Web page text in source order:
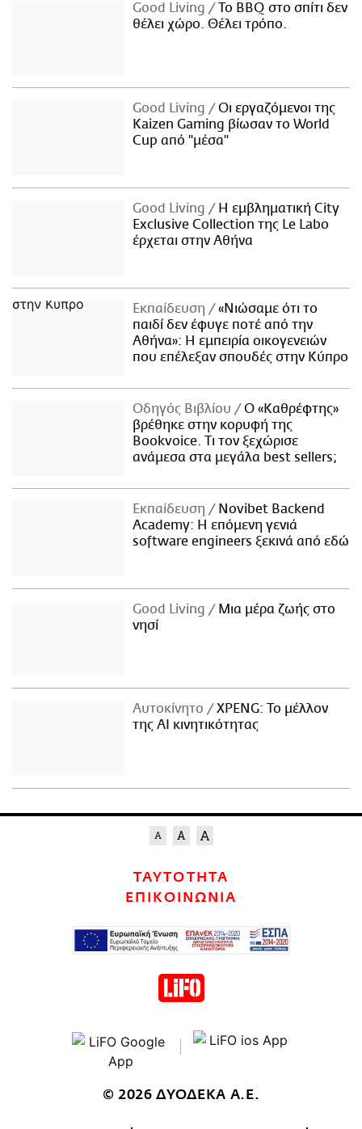
Good Living
Το BBQ στο σπίτι δεν
θέλει χώρο. Θέλει τρόπο.
Good Living
Οι εργαζόμενοι της
Kaizen Gaming βίωσαν το World
Cup από "μέσα"
Good Living
Η εμβληματική City
Exclusive Collection της Le Labo
έρχεται στην Αθήνα
Εκπαίδευση
«Νιώσαμε ότι το
παιδί δεν έφυγε ποτέ από την
Αθήνα»: Η εμπειρία οικογενειών
που επέλεξαν σπουδές στην Κύπρο
Οδηγός Βιβλίου
Ο «Καθρέφτης»
βρέθηκε στην κορυφή της
Bookvoice. Τι τον ξεχώρισε
ανάμεσα στα μεγάλα best sellers;
Εκπαίδευση
Novibet Backend
Academy: Η επόμενη γενιά
software engineers ξεκινά από εδώ
Good Living
Μια μέρα ζωής στο
νησί
Αυτοκίνητο
XPENG: Το μέλλον
της AI κινητικότητας
ΤΑΥΤΟΤΗΤΑ
ΕΠΙΚΟΙΝΩΝΙΑ
© 2026 ΔΥΟΔΕΚΑ Α.Ε.